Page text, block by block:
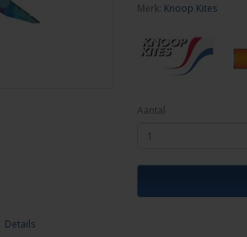
Merk: Knoop Kites
Aantal
Details